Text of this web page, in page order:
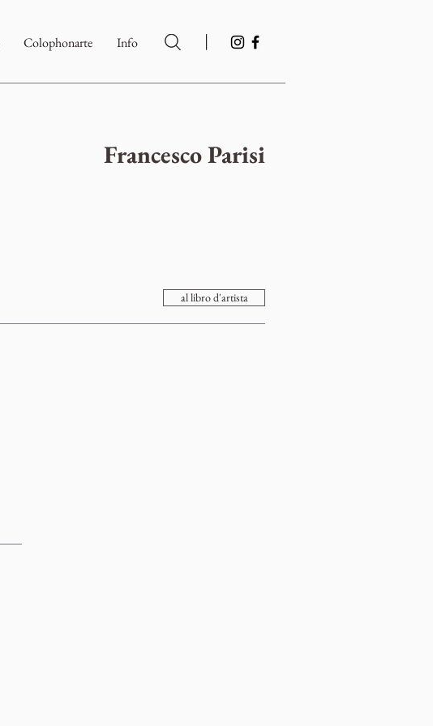
Colophonarte Info |
Francesco Parisi
al libro d'artista